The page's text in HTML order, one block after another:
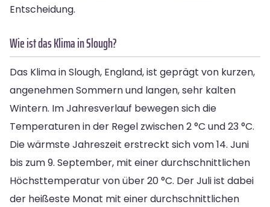
Entscheidung.
Wie ist das Klima in Slough?
Das Klima in Slough, England, ist geprägt von kurzen,
angenehmen Sommern und langen, sehr kalten
Wintern. Im Jahresverlauf bewegen sich die
Temperaturen in der Regel zwischen 2 °C und 23 °C.
Die wärmste Jahreszeit erstreckt sich vom 14. Juni
bis zum 9. September, mit einer durchschnittlichen
Höchsttemperatur von über 20 °C. Der Juli ist dabei
der heißeste Monat mit einer durchschnittlichen